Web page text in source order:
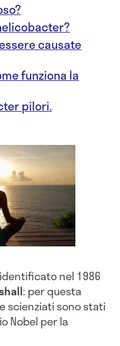
causate
funziona la
pilori.
nel 1986
: per questa
scienziati sono stati
Nobel per la